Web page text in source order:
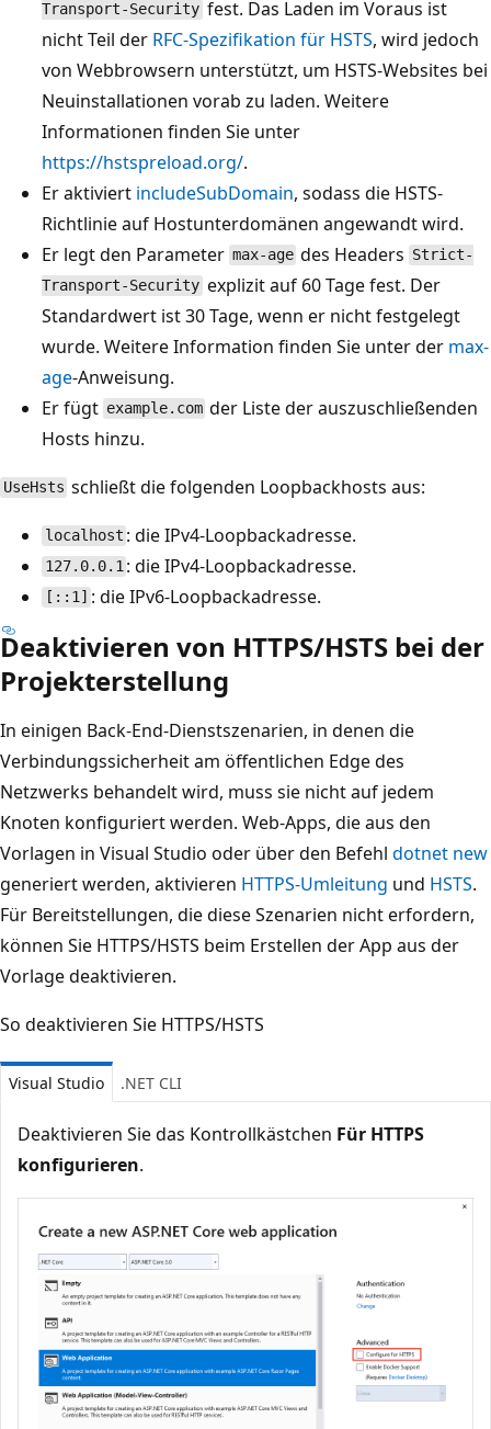
Transport-Security fest. Das Laden im Voraus ist
nicht Teil der RFC-Spezifikation für HSTS, wird jedoch
von Webbrowsern unterstützt, um HSTS-Websites bei
Neuinstallationen vorab zu laden. Weitere
Informationen finden Sie unter
https://hstspreload.org/.
Er aktiviert includeSubDomain, sodass die HSTS-
Richtlinie auf Hostunterdomänen angewandt wird.
Er legt den Parameter max-age des Headers Strict-
Transport-Security explizit auf 60 Tage fest. Der
Standardwert ist 30 Tage, wenn er nicht festgelegt
wurde. Weitere Information finden Sie unter der max-
age-Anweisung.
Er fügt example.com der Liste der auszuschließenden
Hosts hinzu.
UseHsts schließt die folgenden Loopbackhosts aus:
localhost : die IPv4-Loopbackadresse.
127.0.0.1 : die IPv4-Loopbackadresse.
[::1] : die IPv6-Loopbackadresse.
Deaktivieren von HTTPS/HSTS bei der
Projekterstellung
In einigen Back-End-Dienstszenarien, in denen die
Verbindungssicherheit am öffentlichen Edge des
Netzwerks behandelt wird, muss sie nicht auf jedem
Knoten konfiguriert werden. Web-Apps, die aus den
Vorlagen in Visual Studio oder über den Befehl dotnet new
generiert werden, aktivieren HTTPS-Umleitung und HSTS.
Für Bereitstellungen, die diese Szenarien nicht erfordern,
können Sie HTTPS/HSTS beim Erstellen der App aus der
Vorlage deaktivieren.
So deaktivieren Sie HTTPS/HSTS
Visual Studio .NET CLI
Deaktivieren Sie das Kontrollkästchen Für HTTPS
konfigurieren.